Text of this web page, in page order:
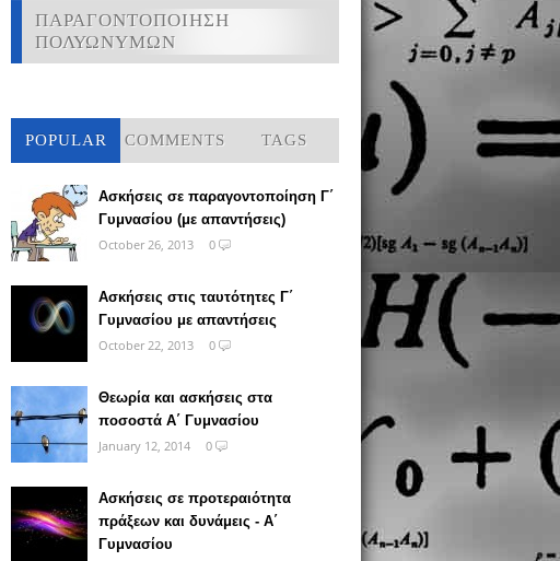
ΠΑΡΑΓΟΝΤΟΠΟΙΗΣΗ
ΠΟΛΥΩΝΥΜΩΝ
POPULAR COMMENTS TAGS
Ασκήσεις σε παραγοντοποίηση Γ΄
Γυμνασίου (με απαντήσεις)
October 26, 2013
0
Ασκήσεις στις ταυτότητες Γ΄
Γυμνασίου με απαντήσεις
October 22, 2013
0
Θεωρία και ασκήσεις στα
ποσοστά Α΄ Γυμνασίου
January 12, 2014
0
Ασκήσεις σε προτεραιότητα
πράξεων και δυνάμεις - Α΄
Γυμνασίου